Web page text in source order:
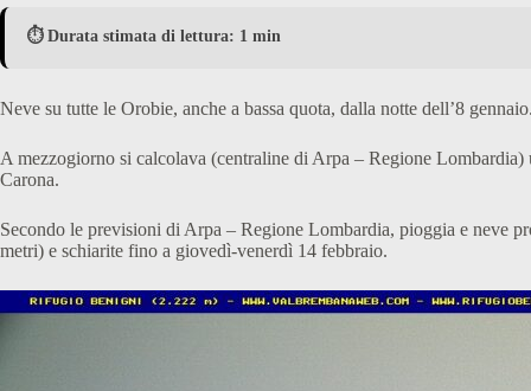
⏱️ Durata stimata di lettura: 1 min
Neve su tutte le Orobie, anche a bassa quota, dalla notte dell’8
A mezzogiorno si calcolava (centraline di Arpa – Regione Lombardia)
Carona.
Secondo le previsioni di Arpa – Regione Lombardia, pioggia e neve
metri) e schiarite fino a giovedì-venerdì 14 febbraio.